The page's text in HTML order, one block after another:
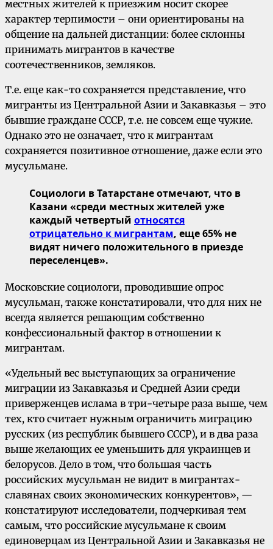
местных жителей к приезжим носит скорее
характер терпимости – они ориентированы на
общение на дальней дистанции: более склонны
принимать мигрантов в качестве
соотечественников, земляков.
Т.е. еще как-то сохраняется представление, что
мигранты из Центральной Азии и Закавказья – это
бывшие граждане СССР, т.е. не совсем еще чужие.
Однако это не означает, что к мигрантам
сохраняется позитивное отношение, даже если это
мусульмане.
Социологи в Татарстане отмечают, что в
Казани «среди местных жителей уже
каждый четвертый относятся
отрицательно к мигрантам, еще 65% не
видят ничего положительного в приезде
переселенцев».
Московские социологи, проводившие опрос
мусульман, также констатировали, что для них не
всегда является решающим собственно
конфессиональный фактор в отношении к
мигрантам.
«Удельный вес выступающих за ограничение
миграции из Закавказья и Средней Азии среди
приверженцев ислама в три-четыре раза выше, чем
тех, кто считает нужным ограничить миграцию
русских (из республик бывшего СССР), и в два раза
выше желающих ее уменьшить для украинцев и
белорусов. Дело в том, что большая часть
российских мусульман не видит в мигрантах-
славянах своих экономических конкурентов», —
констатируют исследователи, подчеркивая тем
самым, что российские мусульмане к своим
единоверцам из Центральной Азии и Закавказья не